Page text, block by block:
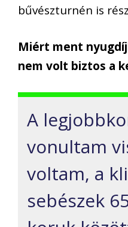
bűvészturnén is
Miért ment
nem volt biztos a
A
vonultam
voltam, a
sebészek